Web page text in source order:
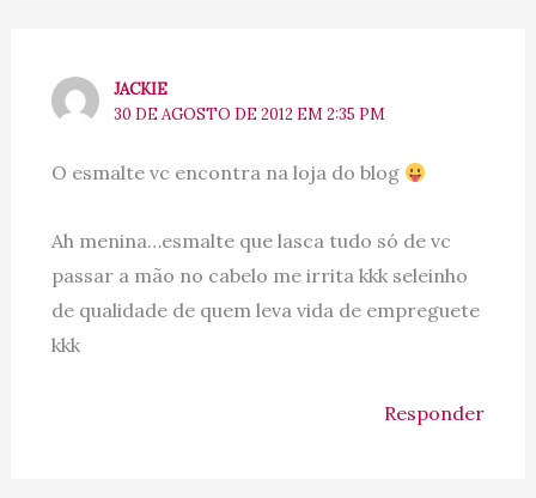
JACKIE
30 DE AGOSTO DE 2012 EM 2:35 PM
O esmalte vc encontra na loja do blog
Ah menina…esmalte que lasca tudo só de vc
passar a mão no cabelo me irrita kkk seleinho
de qualidade de quem leva vida de empreguete
kkk
Responder